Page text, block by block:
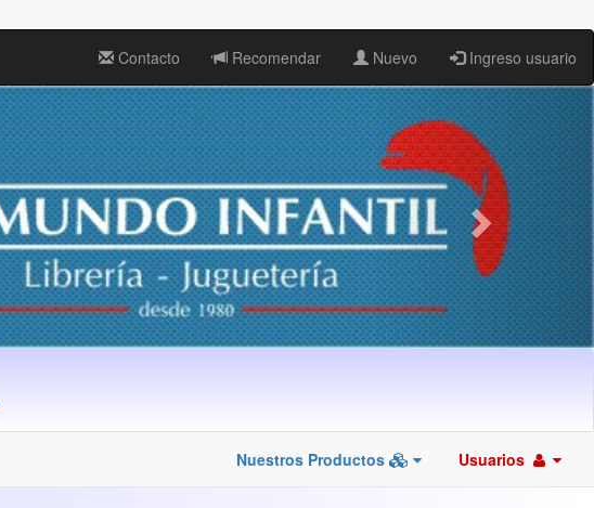
Contacto Recomendar Nuevo Ingreso usuario
Nuestros Productos Usuarios